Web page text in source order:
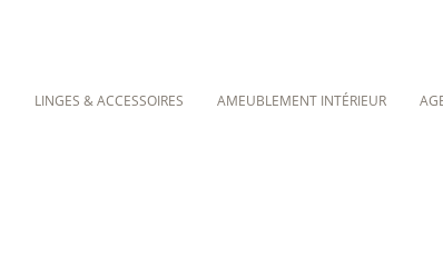
LINGES & ACCESSOIRES AMEUBLEMENT INTÉRIEUR